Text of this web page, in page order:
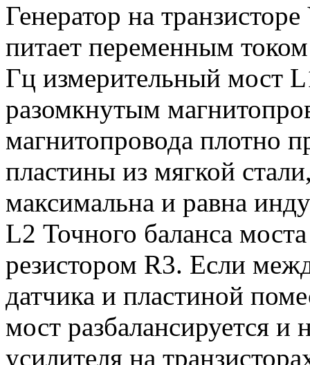
Генератор на
питает переменным
Гц измерительный мост
разомкнутым
магнитопровода плотно
пластины из мягкой
максимальна и равна
L2 Точного баланса
резистором R3. Если
датчика и пластиной
мост разбалансируется и
усилителя на